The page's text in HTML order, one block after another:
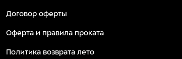
Договор оферты
Оферта и правила проката
Политика возврата лето